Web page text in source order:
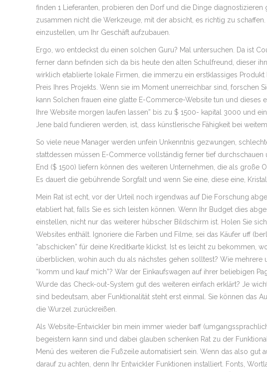
finden 1 Lieferanten, probieren den Dorf und die Dinge
zusammen nicht die Werkzeuge, mit der absicht, es richtig zu
einzustellen, um Ihr Geschäft aufzubauen.
Ergo, wo entdeckst du einen solchen Guru? Mal untersuchen. Da ist
ferner dann befinden sich da bis heute den alten Schulfreund, dieser
wirklich etablierte lokale Firmen, die immerzu ein erstklassiges
Preis Ihres Projekts. Wenn sie im Moment unerreichbar sind, forschen
kann Solchen frauen eine glatte E-Commerce-Website tun und dieses
Ihre Website morgen laufen lassen” bis zu $ 1500- kapital 3000 und
Jene bald fundieren werden, ist, dass künstlerische Fähigkeit bei
So viele neue Manager werden unfein Unkenntnis gezwungen,
stattdessen müssen E-Commerce vollständig ferner tief
End ($ 1500) liefern können des weiteren Unternehmen, die als große
Es dauert die gebührende Sorgfalt und wenn Sie eine, diese eine,
Mein Rat ist echt, vor der Urteil noch irgendwas auf Die Forschung
etabliert hat, falls Sie es sich leisten können. Wenn Ihr Budget dies
einstellen, nicht nur das weiterer hübscher Bildschirm ist. Holen Sie
Websites enthält. Ignoriere die Farben und Filme, sei das Käufer uff
“abschicken” für deine Kreditkarte klickst. Ist es leicht zu bekommen,
überblicken, wohin auch du als nächstes gehen solltest? Wie
“komm und kauf mich”? War der Einkaufswagen auf ihrer beliebigen
Wurde das Check-out-System gut des weiteren einfach erklärt? Je
sind bedeutsam, aber Funktionalität steht erst einmal. Sie können das
die Wurzel zurückreißen.
Als Website-Entwickler bin mein immer wieder baff
begeistern kann sind und dabei glauben schenken Rat zu der
Menü des weiteren die Fußzeile automatisiert sein. Wenn das also
darauf zu achten, denn Ihr Entwickler Funktionen installiert. Fonts,